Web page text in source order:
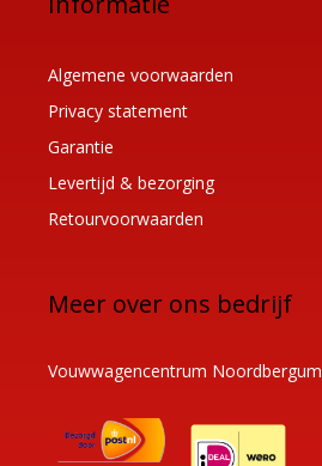
Algemene voorwaarden
Privacy statement
Garantie
Levertijd & bezorging
Retourvoorwaarden
Meer over ons bedrijf
Vouwwagencentrum Noordbergum